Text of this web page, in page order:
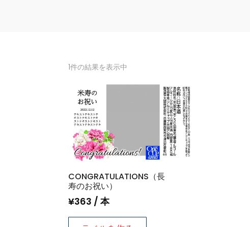
1件の結果を表示中
CONGRATULATIONS（長
寿のお祝い）
¥363 / 本